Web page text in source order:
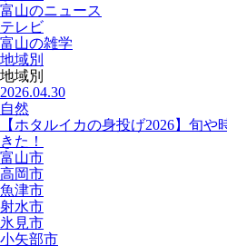
富山のニュース
テレビ
富山の雑学
地域別
地域別
2026.04.30
自然
【ホタルイカの身投げ2026】旬
きた！
富山市
高岡市
魚津市
射水市
氷見市
小矢部市